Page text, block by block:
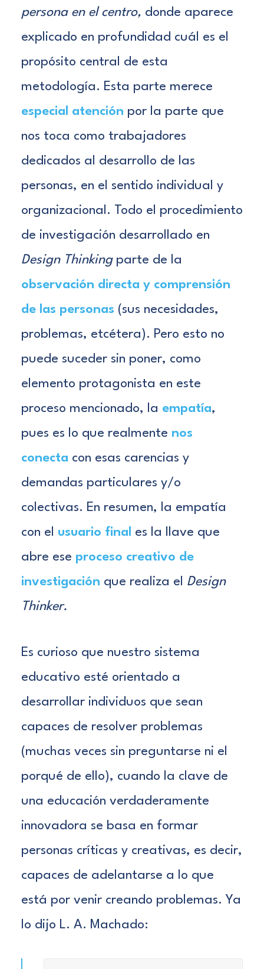
persona en el centro, donde aparece
explicado en profundidad cuál es el
propósito central de esta
metodología. Esta parte merece
especial atención por la parte que
nos toca como trabajadores
dedicados al desarrollo de las
personas, en el sentido individual y
organizacional. Todo el procedimiento
de investigación desarrollado en
Design Thinkingparte de la
observación directa y comprensión
de las personas (sus necesidades,
problemas, etcétera). Pero esto no
puede suceder sin poner, como
elemento protagonista en este
proceso mencionado, la empatía,
pues es lo que realmente nos
conecta con esas carencias y
demandas particulares y/o
colectivas. En resumen, la empatía
con el usuario final es la llave que
abre ese proceso creativo de
investigación que realiza el Design
Thinker.
Es curioso que nuestro sistema
educativo esté orientado a
desarrollar individuos que sean
capaces de resolver problemas
(muchas veces sin preguntarse ni el
porqué de ello), cuando la clave de
una educación verdaderamente
innovadora se basa en formar
personas críticas y creativas, es decir,
capaces de adelantarse a lo que
está por venir creando problemas. Ya
lo dijo L. A. Machado: